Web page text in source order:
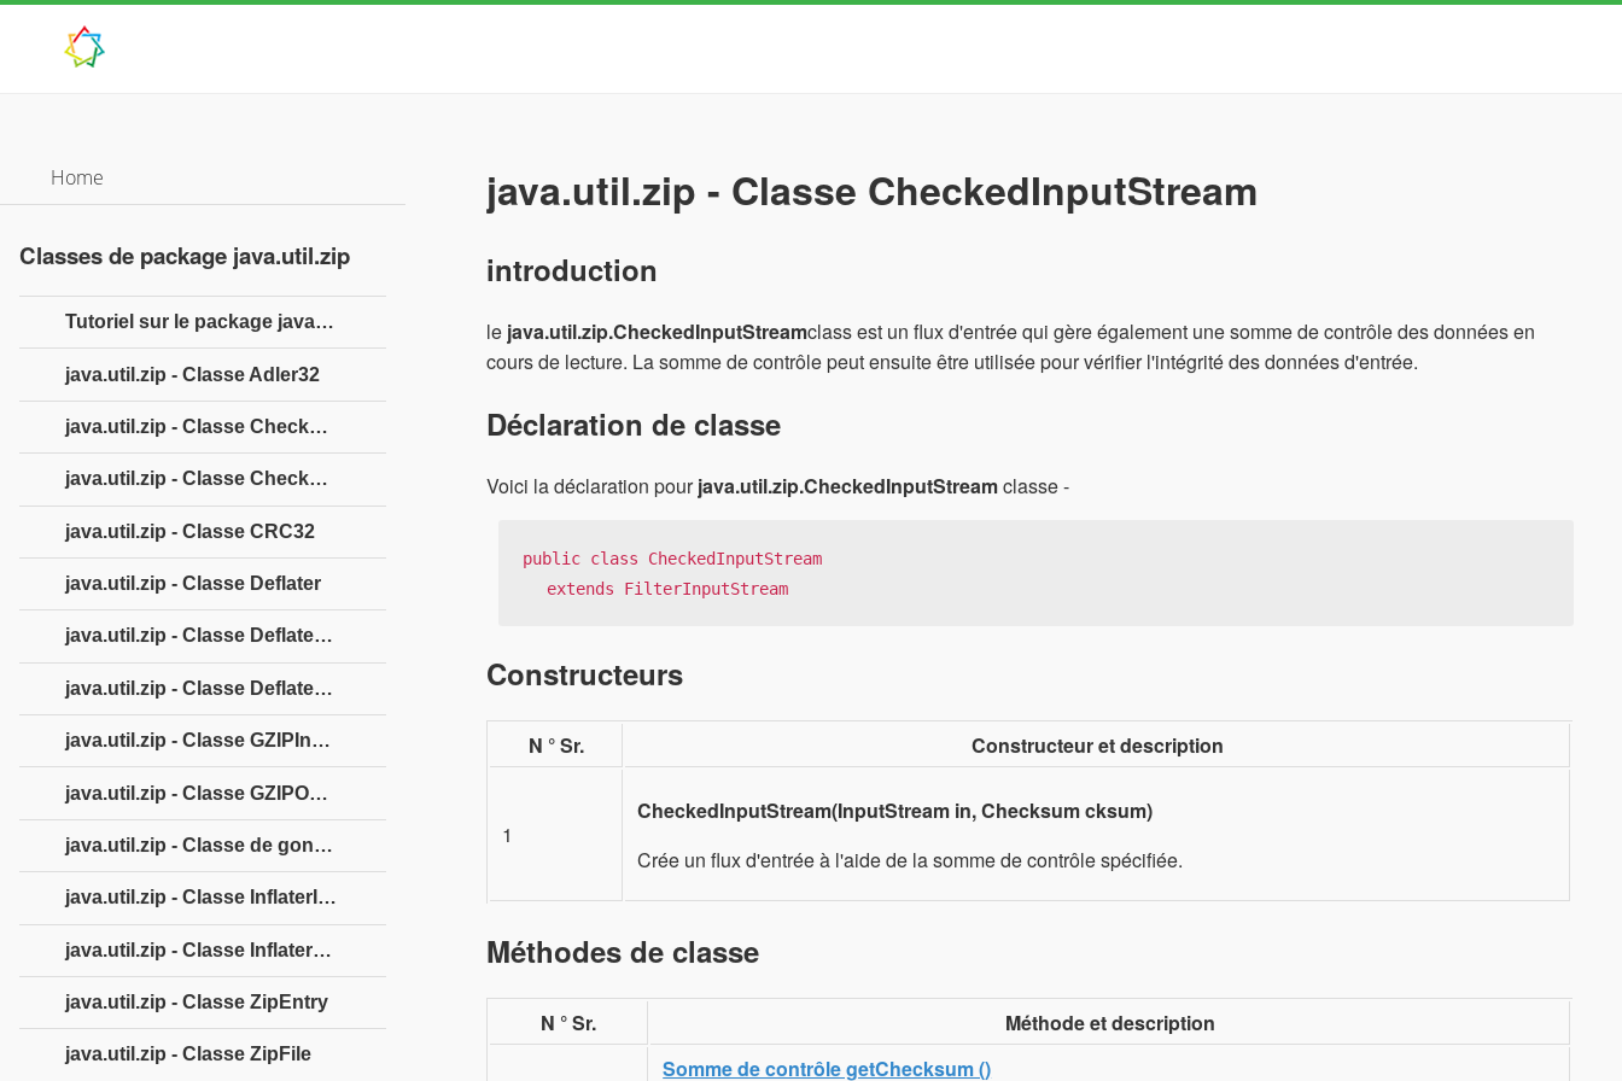
java.util.zip - Classe CheckedInputStream
introduction
le java.util.zip.CheckedInputStreamclass est un flux d'entrée qui gère également une somme de contrôle des données en
cours de lecture. La somme de contrôle peut ensuite être utilisée pour vérifier l'intégrité des données d'entrée.
Déclaration de classe
Voici la déclaration pourjava.util.zip.CheckedInputStreamclasse -
public class CheckedInputStream
   extends FilterInputStream
Constructeurs
N ° Sr. Constructeur et description
1
CheckedInputStream(InputStream in, Checksum cksum)
Crée un flux d'entrée à l'aide de la somme de contrôle spécifiée.
Méthodes de classe
N ° Sr.
Méthode et description
Somme de contrôle getChecksum ()
Home
Classes de package java.util.zip
Tutoriel sur le package java.util.zip
java.util.zip - Classe Adler32
java.util.zip - Classe CheckedInputStream
java.util.zip - Classe CheckedOutputStream
java.util.zip - Classe CRC32
java.util.zip - Classe Deflater
java.util.zip - Classe DeflaterInputStream
java.util.zip - Classe DeflaterOutputStream
java.util.zip - Classe GZIPInputStream
java.util.zip - Classe GZIPOutputStream
java.util.zip - Classe de gonflage
java.util.zip - Classe InflaterInputStream
java.util.zip - Classe InflaterOutputStream
java.util.zip - Classe ZipEntry
java.util.zip - Classe ZipFile